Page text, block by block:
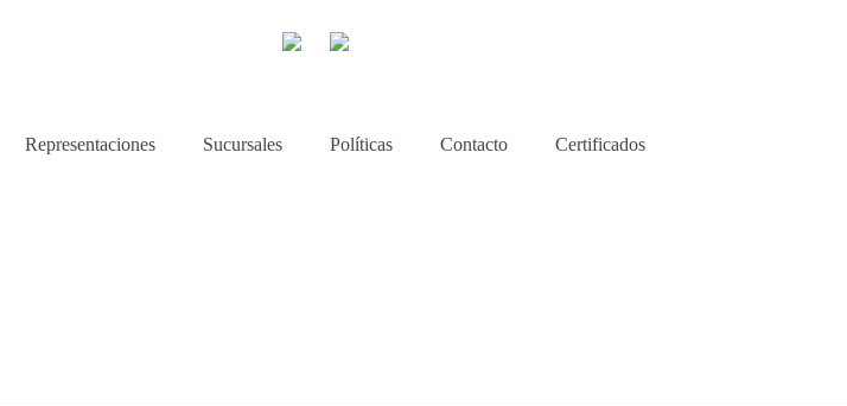
Representaciones Sucursales Políticas Contacto Certificados